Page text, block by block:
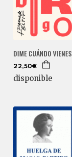
DIME CUÁNDO VIENES
22,50€
disponible